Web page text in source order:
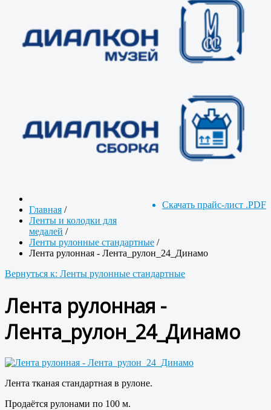
Скачать прайс-лист .PDF
Главная /
Ленты и колодки для
медалей /
Ленты рулонные стандартные /
Лента рулонная - Лента_рулон_24_Динамо
Вернуться к: Ленты рулонные стандартные
Лента рулонная -
Лента_рулон_24_Динамо
Лента тканая стандартная в рулоне.
Продаётся рулонами по 100 м.